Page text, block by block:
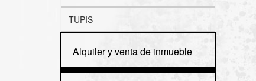
TUPIS
Alquiler y venta de inmueble